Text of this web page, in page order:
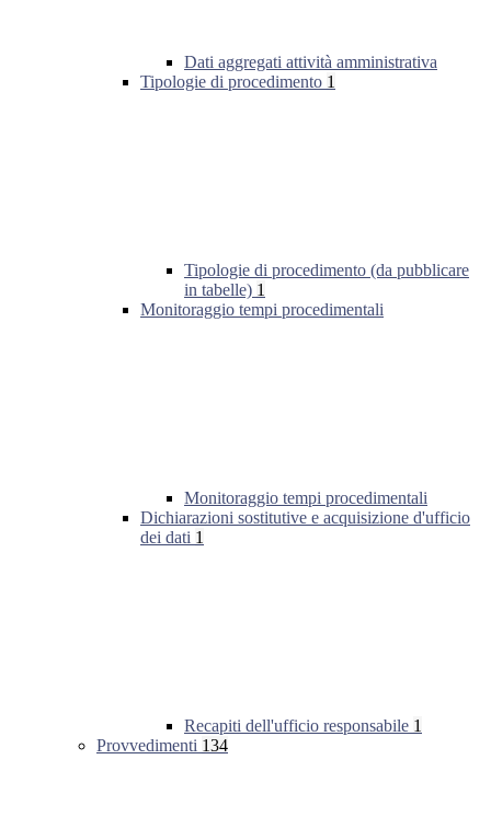
Dati aggregati attività amministrativa
Tipologie di procedimento 1
Tipologie di procedimento (da pubblicare
in tabelle) 1
Monitoraggio tempi procedimentali
Monitoraggio tempi procedimentali
Dichiarazioni sostitutive e acquisizione d'ufficio
dei dati 1
Recapiti dell'ufficio responsabile 1
Provvedimenti 134